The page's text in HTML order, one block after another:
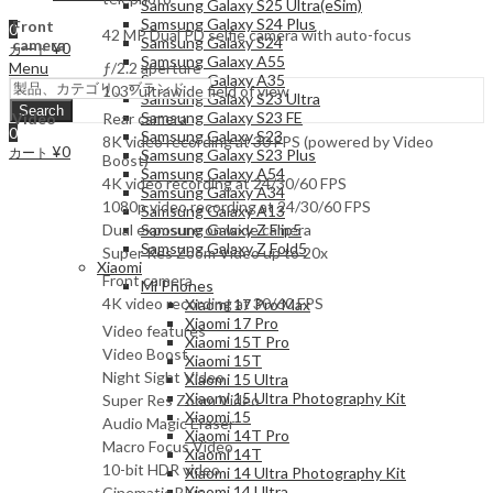
Samsung Galaxy S25 Ultra(eSim)
Samsung Galaxy S24 Plus
Samsung Galaxy S24
Samsung Galaxy A55
Samsung Galaxy A35
Samsung Galaxy S23 Ultra
Samsung Galaxy S23 FE
Samsung Galaxy S23
Samsung Galaxy S23 Plus
Samsung Galaxy A54
Samsung Galaxy A34
Samsung Galaxy A13
Samsung Galaxy Z Flip5
Samsung Galaxy Z Fold5
Xiaomi
Mi Phones
Xiaomi 17 Pro Max
Xiaomi 17 Pro
Xiaomi 15T Pro
Xiaomi 15T
Xiaomi 15 Ultra
Xiaomi 15 Ultra Photography Kit
Xiaomi 15
Xiaomi 14T Pro
Xiaomi 14T
Xiaomi 14 Ultra Photography Kit
0
カート ¥0
Menu
Search
0
カート ¥0
Front
camera
42 MP Dual PD selfie camera with auto-focus
ƒ/2.2 aperture
103° ultrawide field of view
Video
Rear camera
8K video recording at 30 FPS (powered by Video
Boost)
4K video recording at 24/30/60 FPS
1080p video recording at 24/30/60 FPS
Dual exposure on wide camera
Super Res Zoom Video up to 20x
Front camera
4K video recording at 30/60 FPS
Video features
Video Boost
Night Sight Video
Super Res Zoom Video
Audio Magic Eraser
Macro Focus Video
10-bit HDR video